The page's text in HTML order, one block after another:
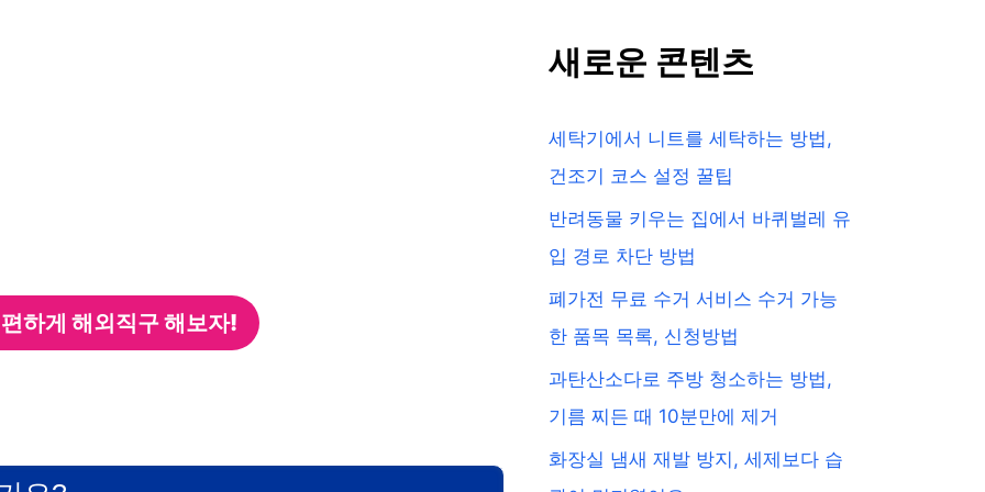
하게 해외직구 해보자!
새로운 콘텐츠
세탁기에서 니트를 세탁하는 방법,
건조기 코스 설정 꿀팁
반려동물 키우는 집에서 바퀴벌레 유
입 경로 차단 방법
폐가전 무료 수거 서비스 수거 가능
한 품목 목록, 신청방법
과탄산소다로 주방 청소하는 방법,
기름 찌든 때 10분만에 제거
화장실 냄새 재발 방지, 세제보다 습